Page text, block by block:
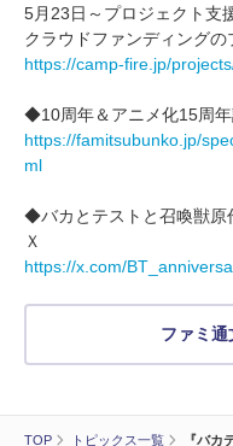
TOP トピックス一覧 『バ
5月23日～プロジェクト支
クラウドファンディング
https://camp-fire.jp/
◆10周年＆アニメ化15周年
https://famitsubunko.jp/
ml
◆バカとテストと召喚獣原
Ｘ
https://x.com/
ファミ通